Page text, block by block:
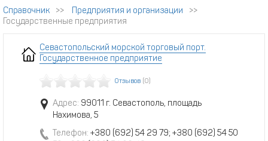
Справочник >> Предприятия и организации
>>
Государственные предприятия
Севастопольский морской торговый порт.
Государственное предприятие
Отзывов (0)
Адрес: 99011 г. Севастополь, площадь
Нахимова, 5
Телефон: +380 (692) 54 29 79; +380 (692) 54 50